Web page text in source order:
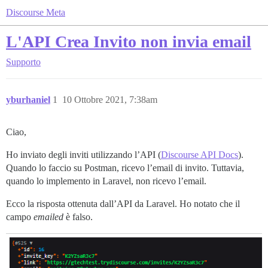
Discourse Meta
L'API Crea Invito non invia email
Supporto
yburhaniel 10 Ottobre 2021, 7:38am
1
Ciao,
Ho inviato degli inviti utilizzando l’API (Discourse API Docs).
Quando lo faccio su Postman, ricevo l’email di invito. Tuttavia,
quando lo implemento in Laravel, non ricevo l’email.
Ecco la risposta ottenuta dall’API da Laravel. Ho notato che il
campo emailed è falso.